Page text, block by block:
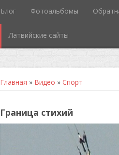
Блог Фотоальбомы
Латвийские сайты
Главная » Видео » Спорт
Граница стихий